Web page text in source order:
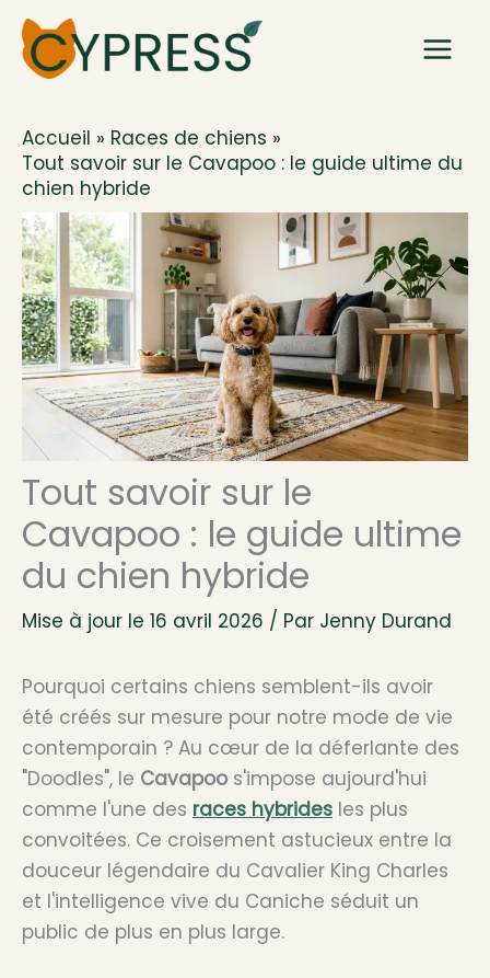
Aller
au
contenu
Accueil
Races de chiens
Tout savoir sur le Cavapoo : le guide ultime du
chien hybride
Tout savoir sur le
Cavapoo : le guide ultime
du chien hybride
Mise à jour le 16 avril 2026 / Par Jenny Durand
Pourquoi certains chiens semblent-ils avoir
été créés sur mesure pour notre mode de vie
contemporain ? Au cœur de la déferlante des
"Doodles", le Cavapoos'impose aujourd'hui
comme l'une des races hybrides les plus
convoitées. Ce croisement astucieux entre la
douceur légendaire du Cavalier King Charles
et l'intelligence vive du Caniche séduit un
public de plus en plus large.